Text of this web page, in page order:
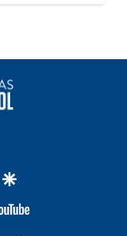
whatsapp
google
youtube-